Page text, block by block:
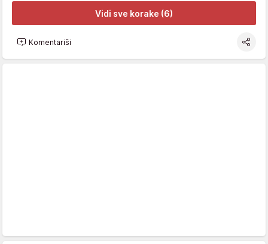
Vidi sve korake (6)
Komentariši